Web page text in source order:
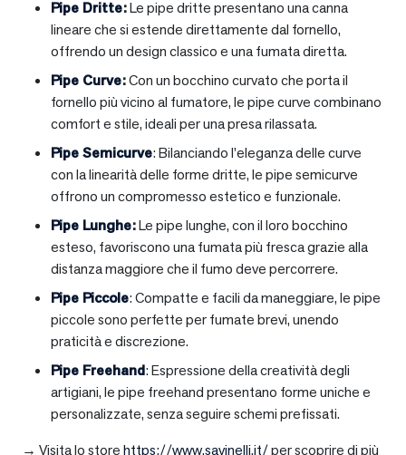
Pipe Dritte:Le pipe dritte presentano una canna
lineare che si estende direttamente dal fornello,
offrendo un design classico e una fumata diretta.
Pipe Curve:Con un bocchino curvato che porta il
fornello più vicino al fumatore, le pipe curve combinano
comfort e stile, ideali per una presa rilassata.
Pipe Semicurve: Bilanciando l’eleganza delle curve
con la linearità delle forme dritte, le pipe semicurve
offrono un compromesso estetico e funzionale.
Pipe Lunghe:Le pipe lunghe, con il loro bocchino
esteso, favoriscono una fumata più fresca grazie alla
distanza maggiore che il fumo deve percorrere.
Pipe Piccole: Compatte e facili da maneggiare, le pipe
piccole sono perfette per fumate brevi, unendo
praticità e discrezione.
Pipe Freehand: Espressione della creatività degli
artigiani, le pipe freehand presentano forme uniche e
personalizzate, senza seguire schemi prefissati.
→ Visita lo storehttps://www.savinelli.it/per scoprire di più